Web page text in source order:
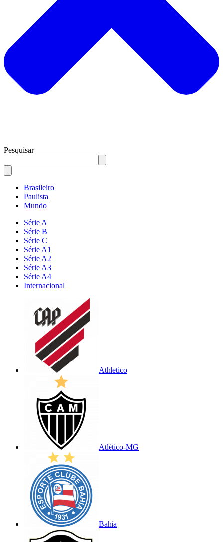
Pesquisar
Brasileiro
Paulista
Mundo
Série A
Série B
Série C
Série A1
Série A2
Série A3
Série A4
Internacional
Athletico
Atlético-MG
Bahia